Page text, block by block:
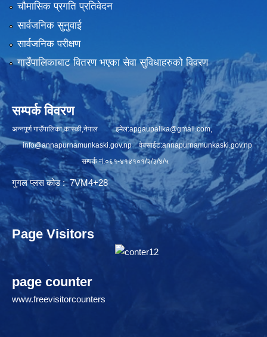
चौमासिक प्रगति प्रतिवेदन
सार्वजनिक सुनुवाई
सार्वजनिक परीक्षण
गाउँपालिकाबाट वितरण भएका सेवा सुविधाहरुको विवरण
सम्पर्क विवरण
अन्नपूर्ण गाउँपालिका,कास्की,नेपाल इमेल:apgaupalika@gmail.com,
info@annapurnamunkaski.gov.npवेबसाईट:annapurnamunkaski.gov.np
सम्पर्क नं:०६१-४१४१०१/२/३/४/५
गुगल प्लस कोड : 7VM4+28
Page Visitors
page counter
www.freevisitorcounters